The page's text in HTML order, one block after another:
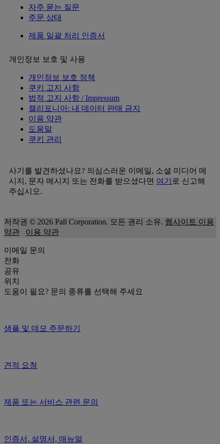
자주 묻는 질문
주문 상태
제품 일괄 처리 인증서
개인정보 보호 및 사용
개인정보 보호 정책
쿠키 고지 사항
법적 고지 사항 / Impressum
캘리포니아: 내 데이터 판매 금지
이용 약관
도움말
쿠키 관리
사기를 발견하셨나요? 의심스러운 이메일, 소셜 미디어 메
시지, 문자 메시지 또는 전화를 받으셨다면 여기 로 신고해
주십시오.
저작권 © 2026 Pall Corporation. 모든 권리 소유. 웹사이트 이용
약관
이용 약관
이메일 문의
전화
공유
위치
도움이 필요? 문의 종류를 선택해 주세요
샘플 및 데모 주문하기
견적 요청
제품 또는 서비스 관련 문의
인증서, 설명서, 매뉴얼